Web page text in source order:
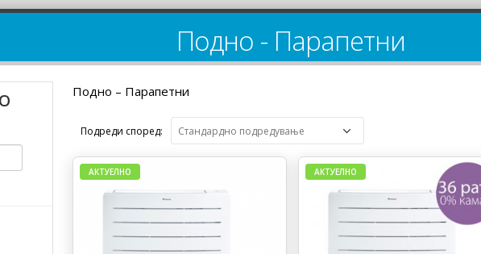
Подно - Парапетни
Подно – Парапетни
Подреди според:
АКТУЕЛНО АКТУЕЛНО